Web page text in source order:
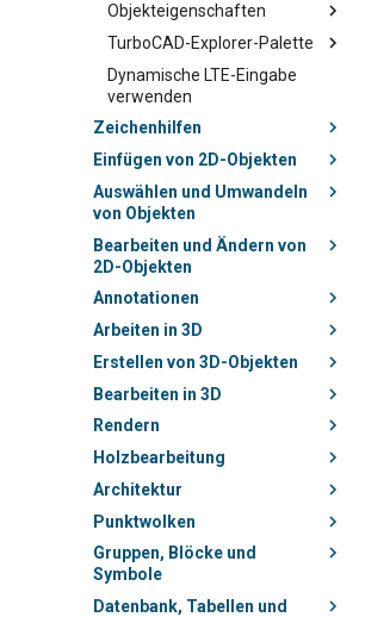
Objekteigenschaften
TurboCAD-Explorer-Palette
Dynamische LTE-Eingabe
verwenden
Zeichenhilfen
Einfügen von 2D-Objekten
Auswählen und Umwandeln
von Objekten
Bearbeiten und Ändern von
2D-Objekten
Annotationen
Arbeiten in 3D
Erstellen von 3D-Objekten
Bearbeiten in 3D
Rendern
Holzbearbeitung
Architektur
Punktwolken
Gruppen, Blöcke und
Symbole
Datenbank, Tabellen und